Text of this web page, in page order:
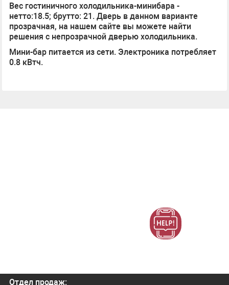
Вес гостиничного холодильника-минибара -
нетто:18.5; брутто: 21. Дверь в данном варианте
прозрачная, на нашем сайте вы можете найти
решения с непрозрачной дверью холодильника.
Мини-бар питается из сети. Электроника потребляет
0.8 кВтч.
Отдел продаж: